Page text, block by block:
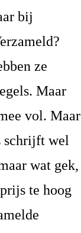
bij
ze
Maar
vol. Maar
schrijft wel
wat gek,
te hoog